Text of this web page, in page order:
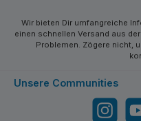
Wir bieten Dir umfangreiche
einen schnellen Versand aus
Problemen. Zögere nicht,
Unsere Communities
Instagram